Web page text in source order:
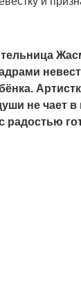
не чает
радостью